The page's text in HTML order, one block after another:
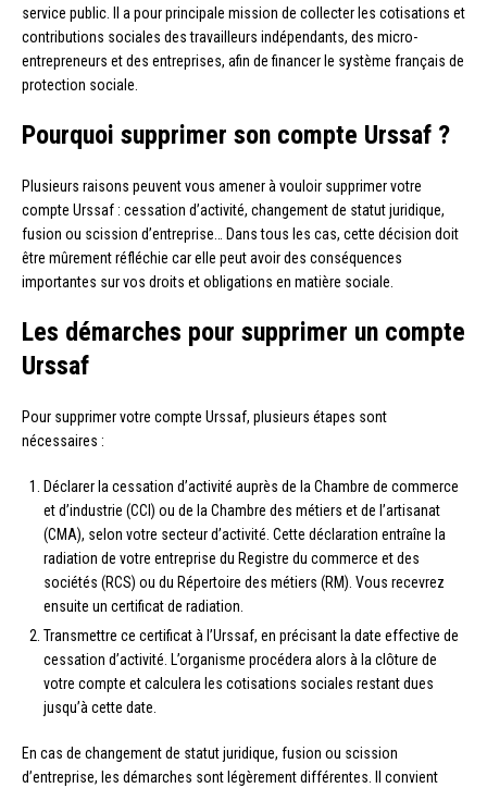
service public. Il a pour principale mission de collecter les cotisations et
contributions sociales des travailleurs indépendants, des micro-
entrepreneurs et des entreprises, afin de financer le système français de
protection sociale.
Pourquoi supprimer son compte Urssaf ?
Plusieurs raisons peuvent vous amener à vouloir supprimer votre
compte Urssaf : cessation d’activité, changement de statut juridique,
fusion ou scission d’entreprise… Dans tous les cas, cette décision doit
être mûrement réfléchie car elle peut avoir des conséquences
importantes sur vos droits et obligations en matière sociale.
Les démarches pour supprimer un compte
Urssaf
Pour supprimer votre compte Urssaf, plusieurs étapes sont
nécessaires :
Déclarer la cessation d’activité auprès de la Chambre de commerce
et d’industrie (CCI) ou de la Chambre des métiers et de l’artisanat
(CMA), selon votre secteur d’activité. Cette déclaration entraîne la
radiation de votre entreprise du Registre du commerce et des
sociétés (RCS) ou du Répertoire des métiers (RM). Vous recevrez
ensuite un certificat de radiation.
Transmettre ce certificat à l’Urssaf, en précisant la date effective de
cessation d’activité. L’organisme procédera alors à la clôture de
votre compte et calculera les cotisations sociales restant dues
jusqu’à cette date.
En cas de changement de statut juridique, fusion ou scission
d’entreprise, les démarches sont légèrement différentes. Il convient